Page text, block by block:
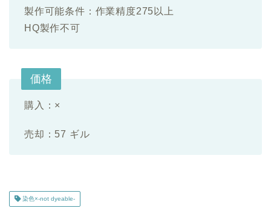
製作可能条件：作業精度275以上
HQ製作不可
価格
購入：×
売却：57 ギル
染色×-not dyeable-